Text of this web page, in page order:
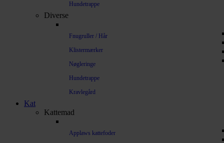
Hundetrappe
Diverse
Fnugruller / Hår
Klistermærker
Nøgleringe
Hundetrappe
Kravlegård
Kat
Kattemad
Applaws kattefoder